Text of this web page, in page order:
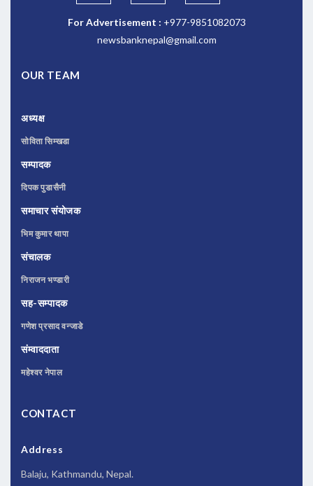
For Advertisement : +977-9851082073
newsbanknepal@gmail.com
OUR TEAM
अध्यक्ष
सोविता सिम्खडा
सम्पादक
दिपक पुडासैनी
समाचार संयोजक
भिम कुमार थापा
संचालक
निराजन भण्डारी
सह-सम्पादक
गणेश प्रसाद वन्जाडे
संम्वाददाता
महेश्वर नेपाल
CONTACT
Address
Balaju, Kathmandu, Nepal.